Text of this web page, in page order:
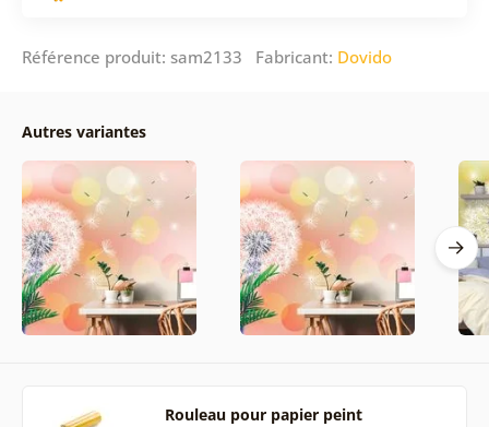
Référence produit: sam2133 Fabricant: Dovido
Autres variantes
Rouleau pour papier peint